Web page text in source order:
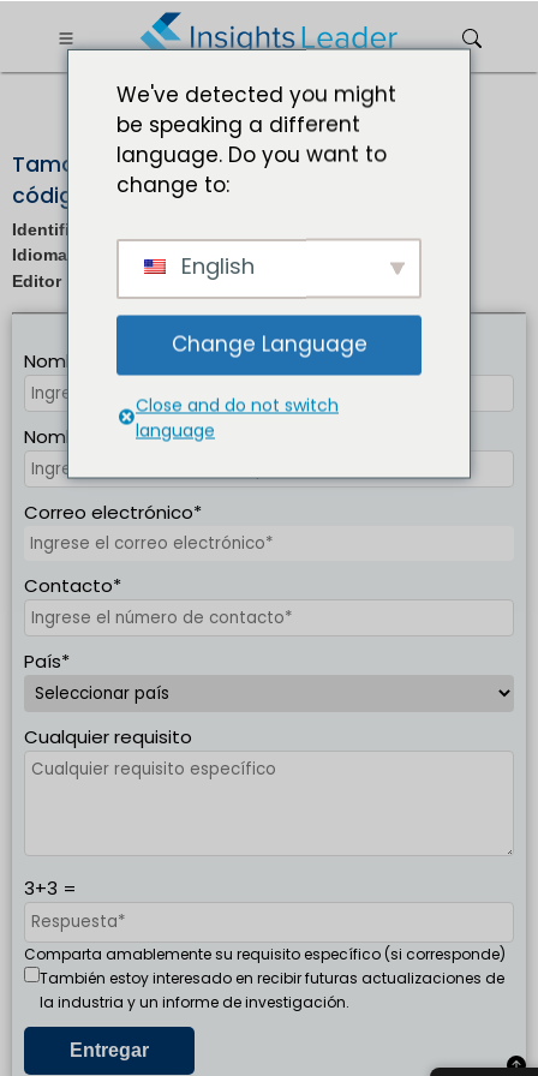
SOLICITUD DE MUESTRA
Tamaño del mercado de impresoras de
códigos QR de 2023 a 2032
Identificación del informe:
Idioma del informe: En/Jp/Fr/De |
Editor : infrarrojos | Formato :
Nombre completo*
Nombre de empresa*
Correo electrónico*
Contacto*
País*
Cualquier requisito
3+3 =
Comparta amablemente su requisito específico (si corresponde)
También estoy interesado en recibir futuras actualizaciones de
la industria y un informe de investigación.
We've detected you might
be speaking a different
language. Do you want to
change to:
English
Change Language
Close and do not switch
language